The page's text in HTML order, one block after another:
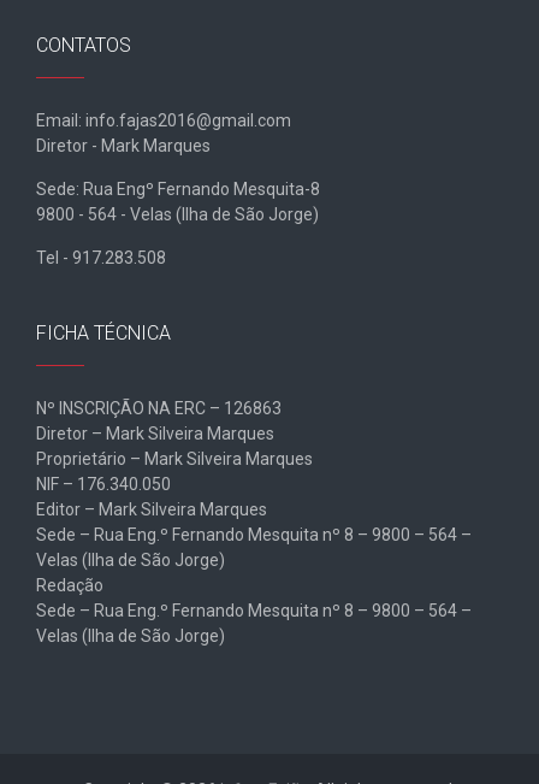
CONTATOS
Email: info.fajas2016@gmail.com
Diretor - Mark Marques
Sede: Rua Engº Fernando Mesquita-8
9800 - 564 - Velas (Ilha de São Jorge)
Tel - 917.283.508
FICHA TÉCNICA
Nº INSCRIÇÃO NA ERC – 126863
Diretor – Mark Silveira Marques
Proprietário – Mark Silveira Marques
NIF – 176.340.050
Editor – Mark Silveira Marques
Sede – Rua Eng.º Fernando Mesquita nº 8 – 9800 – 564 –
Velas (Ilha de São Jorge)
Redação
Sede – Rua Eng.º Fernando Mesquita nº 8 – 9800 – 564 –
Velas (Ilha de São Jorge)